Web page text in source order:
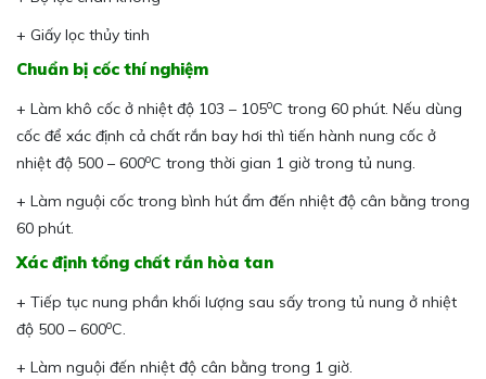
+ Giấy lọc thủy tinh
Chuẩn bị cốc thí nghiệm
+ Làm khô cốc ở nhiệt độ 103 – 105oC trong 60 phút. Nếu dùng
cốc để xác định cả chất rắn bay hơi thì tiến hành nung cốc ở
nhiệt độ 500 – 600oC trong thời gian 1 giờ trong tủ nung.
+ Làm nguội cốc trong bình hút ẩm đến nhiệt độ cân bằng trong
60 phút.
Xác định tổng chất rắn hòa tan
+ Tiếp tục nung phần khối lượng sau sấy trong tủ nung ở nhiệt
độ 500 – 600oC.
+ Làm nguội đến nhiệt độ cân bằng trong 1 giờ.